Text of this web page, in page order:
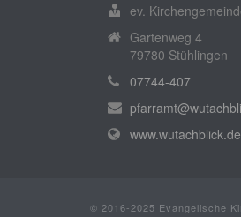
ev.
Gartenweg 4
79780 Stühlingen
07744-407
www.wutachblick.de
© 2016-2025 Evangelische